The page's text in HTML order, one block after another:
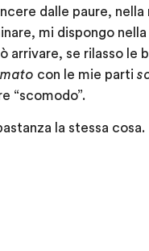
dalle paure, nella
mi dispongo
arrivare, se rilasso le
con le mie parti
“scomodo”.
la stessa